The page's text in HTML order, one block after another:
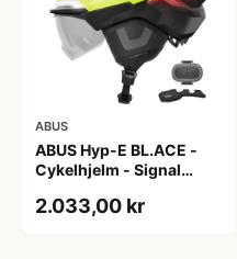
ABUS
ABUS Hyp-E BL.ACE -
Cykelhjelm - Signal
2.033,00 kr